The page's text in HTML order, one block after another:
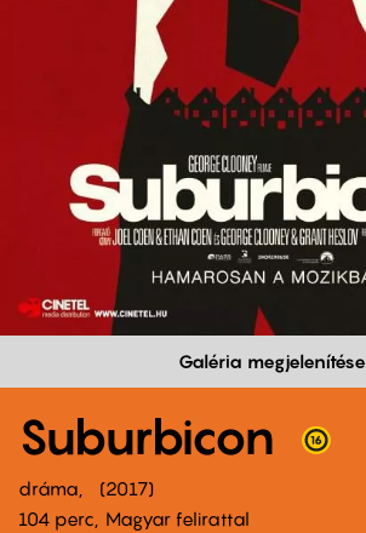
Galéria megjelenítése
Suburbicon
dráma
2017
104 perc,
Magyar felirattal